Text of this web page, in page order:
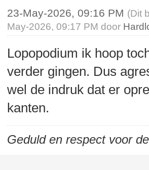
23-May-2026, 09:16 PM (Dit
May-2026, 09:17 PM door
Lopopodium ik hoop
verder gingen. Dus
wel de indruk dat er
kanten.
Geduld en respect voor